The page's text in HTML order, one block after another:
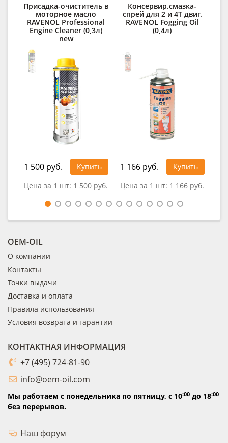
Присадка-очиститель в
моторное масло
RAVENOL Professional
Engine Cleaner (0,3л)
new
1 500 руб.
Купить
Цена за 1 шт: 1 500 руб.
Консервир.смазка-
спрей для 2 и 4Т двиг.
RAVENOL Fogging Oil
(0,4л)
1 166 руб.
Купить
Цена за 1 шт: 1 166 руб.
OEM-OIL
О компании
Контакты
Точки выдачи
Доставка и оплата
Правила использования
Условия возврата и гарантии
КОНТАКТНАЯ ИНФОРМАЦИЯ
+7 (495) 724-81-90
info@oem-oil.com
Мы работаем с понедельника по пятницу, с 10:00 до 18:00
без перерывов.
Наш форум